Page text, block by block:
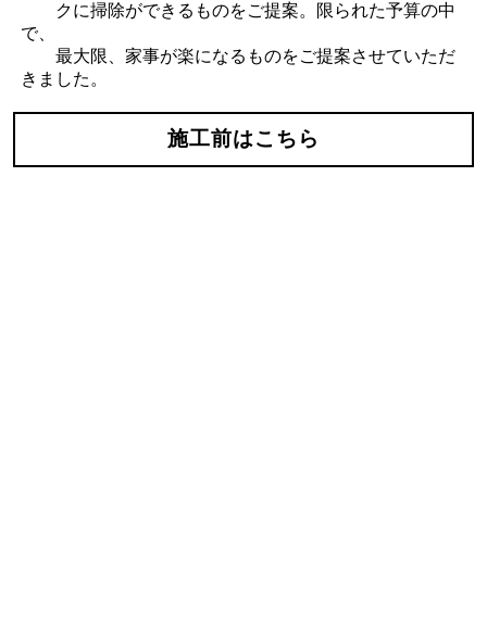
クに掃除ができるものをご提案。限られた予算の中
で、
最大限、家事が楽になるものをご提案させていただ
きました。
施工前はこちら